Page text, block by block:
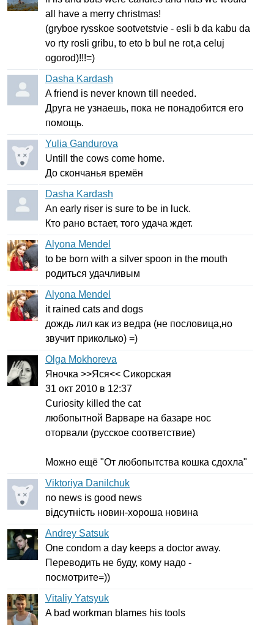
all
have a merry christmas!
(gryboe rysskoe sootvetstvie - esli b da kabu da
vo rty rosli gribu, to eto b bul ne rot,a celuj
ogorod)!!!=)
Dasha Kardash
A friend is never known till needed.
Друга не узнаешь, пока не понадобится его
помощь.
Yulia Gandurova
Untill
the cows come home.
До скончанья времён
Dasha Kardash
An early riser is sure to be in luck.
Кто рано встает, того удача ждет.
Alyona Mendel
to be born with a silver spoon in the mouth
родиться удачливым
Alyona Mendel
it rained cats and dogs
дождь лил как из ведра (не пословица,но
звучит приколько) =)
Olga Mokhoreva
Яночка >>Яся<< Сикорская
31 окт 2010 в 12:37
Curiosity killed the cat
любопытной Варваре на базаре нос
оторвали (русское соответствие)
Можно ещё "От любопытства кошка сдохла"
Viktoriya Danilchuk
no news іs good news
відсутність новин-хороша новина
Andrey Satsuk
One condom a day keeps a doctor away.
Переводить не буду, кому надо -
посмотрите=))
Vitaliy Yatsyuk
A bad workman blames his tools